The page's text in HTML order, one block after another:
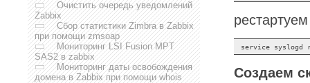
Очистить очередь уведомлений
Zabbix
Сбор статистики Zimbra в Zabbix
при помощи zmsoap
Мониторинг LSI Fusion MPT
SAS2 в zabbix
Мониторинг даты освобождения
домена в Zabbix при помощи whois
Создаем